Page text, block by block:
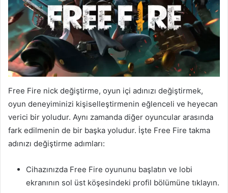
Free Fire nick değiştirme, oyun içi adınızı değiştirmek,
oyun deneyiminizi kişiselleştirmenin eğlenceli ve heyecan
verici bir yoludur. Aynı zamanda diğer oyuncular arasında
fark edilmenin de bir başka yoludur. İşte Free Fire takma
adınızı değiştirme adımları:
Cihazınızda Free Fire oyununu başlatın ve lobi
ekranının sol üst köşesindeki profil bölümüne tıklayın.